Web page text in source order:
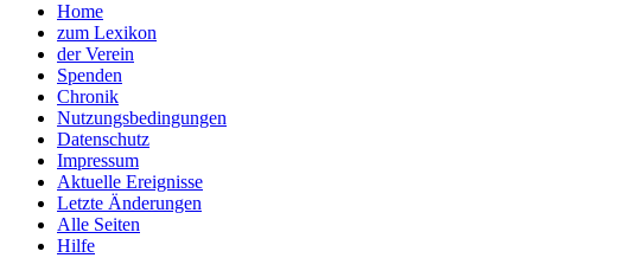
Home
zum Lexikon
der Verein
Spenden
Chronik
Nutzungsbedingungen
Datenschutz
Impressum
Aktuelle Ereignisse
Letzte Änderungen
Alle Seiten
Hilfe